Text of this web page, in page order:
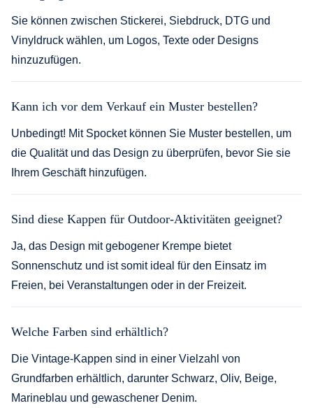
Sie können zwischen Stickerei, Siebdruck, DTG und
Vinyldruck wählen, um Logos, Texte oder Designs
hinzuzufügen.
Kann ich vor dem Verkauf ein Muster bestellen?
Unbedingt! Mit Spocket können Sie Muster bestellen, um
die Qualität und das Design zu überprüfen, bevor Sie sie
Ihrem Geschäft hinzufügen.
Sind diese Kappen für Outdoor-Aktivitäten geeignet?
Ja, das Design mit gebogener Krempe bietet
Sonnenschutz und ist somit ideal für den Einsatz im
Freien, bei Veranstaltungen oder in der Freizeit.
Welche Farben sind erhältlich?
Die Vintage-Kappen sind in einer Vielzahl von
Grundfarben erhältlich, darunter Schwarz, Oliv, Beige,
Marineblau und gewaschener Denim.